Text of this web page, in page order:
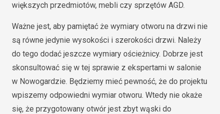
większych przedmiotów, mebli czy sprzętów AGD.
Ważne jest, aby pamiętać że wymiary otworu na drzwi nie
są równe jedynie wysokości i szerokości drzwi. Należy
do tego dodać jeszcze wymiary ościeżnicy. Dobrze jest
skonsultować się w tej sprawie z ekspertami w salonie
w Nowogardzie. Będziemy mieć pewność, że do projektu
wpiszemy odpowiedni wymiar otworu. Wtedy nie okaże
się, że przygotowany otwór jest zbyt wąski do